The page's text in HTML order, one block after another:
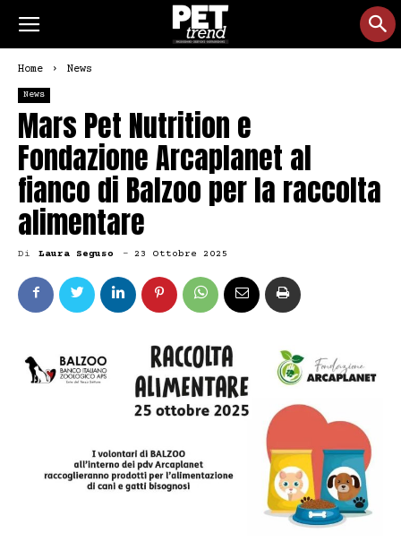
Home News
News
Mars Pet Nutrition e
Fondazione Arcaplanet al
fianco di Balzoo per la raccolta
alimentare
Di Laura Seguso - 23 Ottobre 2025